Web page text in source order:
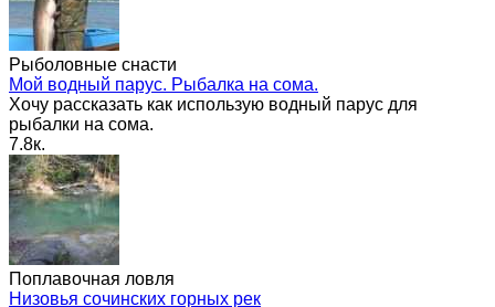
Рыболовные снасти
Мой водный парус. Рыбалка на сома.
Хочу рассказать как использую водный парус для
рыбалки на сома.
7.8к.
Поплавочная ловля
Низовья сочинских горных рек